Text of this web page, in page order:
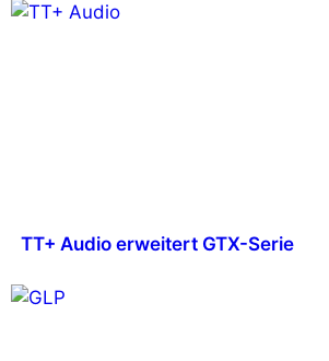
TT+ Audio erweitert GTX-Serie